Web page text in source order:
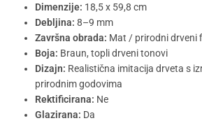
Dimenzije: 18,5 x 59,8 cm
Debljina: 8–9 mm
Završna obrada: Mat / prirodni drveni
Boja: Braun, topli drveni tonovi
Dizajn: Realistična imitacija drveta s
prirodnim godovima
Rektificirana: Ne
Glazirana: Da